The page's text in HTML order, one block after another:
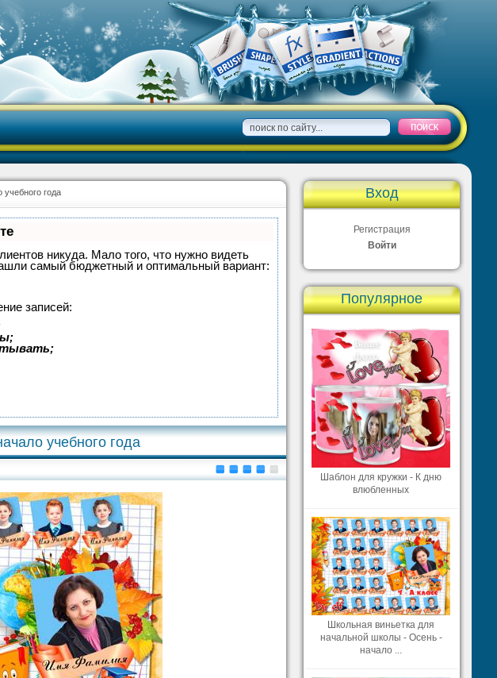
года
никуда. Мало того, что нужно видеть
самый бюджетный и оптимальный вариант:
записей:
учебного года
Вход
Регистрация
Войти
Популярное
Шаблон для кружки - К дню
влюбленных
Школьная виньетка для
начальной школы - Осень -
начало ...